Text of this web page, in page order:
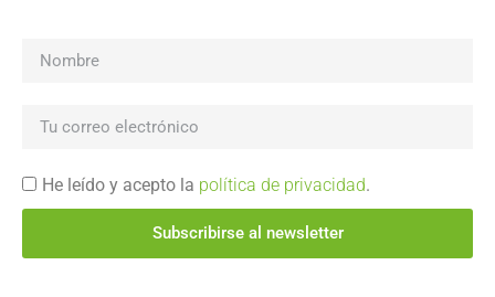
He leído y acepto la política de privacidad.
Subscribirse al newsletter